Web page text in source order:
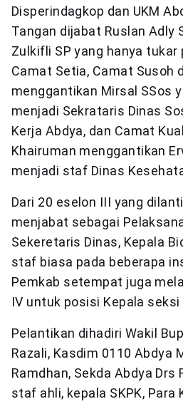
Disperindagkop dan UKM
Tangan dijabat Ruslan Adly
Zulkifli SP yang hanya
Camat Setia, Camat Susoh
menggantikan Mirsal SSos
menjadi Sekrataris Dinas
Kerja Abdya, dan Camat
Khairuman menggantikan
menjadi staf Dinas
Dari 20 eselon III yang
menjabat sebagai
Sekeretaris Dinas, Kepala
staf biasa pada beberapa
Pemkab setempat juga
IV untuk posisi Kepala seksi
Pelantikan dihadiri Wakil
Razali, Kasdim 0110 Abdya
Ramdhan, Sekda Abdya Drs
staf ahli, kepala SKPK, Para